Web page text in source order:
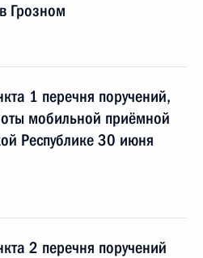
Грозном
1 перечня поручений,
мобильной приёмной
Республике 30 июня
2 перечня поручений